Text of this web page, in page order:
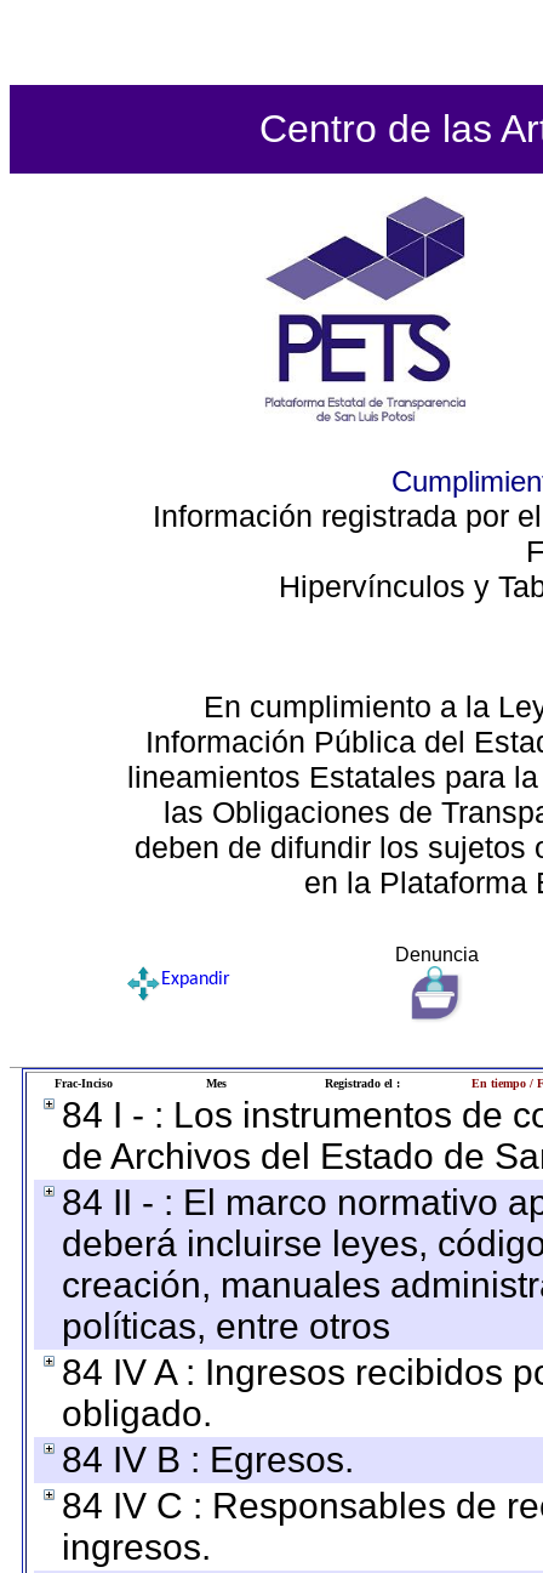
Centro de las
Información registrada por
Hipervínculos y
En cumplimiento a la
Información Pública del
lineamientos Estatales para
las Obligaciones de
deben de difundir los sujetos
en la Plataforma
Denuncia
Expandir
Frac-Inciso Mes Registrado el : En tiempo /
84 I - : Los instrumentos de
de Archivos del Estado de
84 II - : El marco normativo
deberá incluirse leyes,
creación, manuales
políticas, entre otros
84 IV A : Ingresos recibidos
obligado.
84 IV B : Egresos.
84 IV C : Responsables de
ingresos.